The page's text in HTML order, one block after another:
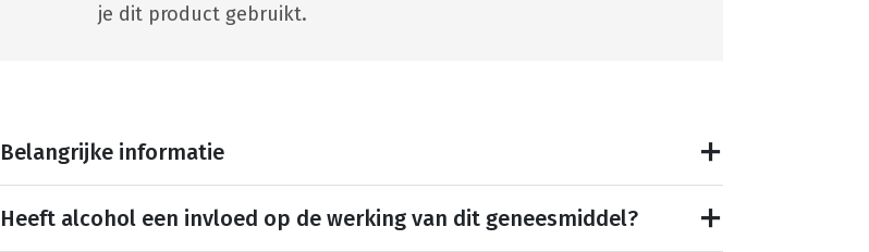
je dit product gebruikt.
Belangrijke informatie
Heeft alcohol een invloed op de werking van dit geneesmiddel?